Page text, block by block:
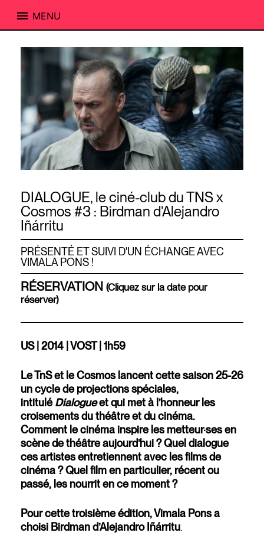
MENU
DIALOGUE, le ciné-club du TNS x
Cosmos #3 : Birdman d’Alejandro
Iñárritu
PRÉSENTÉ ET SUIVI D'UN ÉCHANGE AVEC
VIMALA PONS !
RÉSERVATION (Cliquez sur la date pour
réserver)
US | 2014 | VOST | 1h59
Le TnS et le Cosmos lancent cette saison 25-26
un cycle de projections spéciales,
intituléDialogueet qui met à l’honneur les
croisements du théâtre et du cinéma.
Comment le cinéma inspire les metteur·ses en
scène de théâtre aujourd’hui ? Quel dialogue
ces artistes entretiennent avec les films de
cinéma ? Quel film en particulier, récent ou
passé, les nourrit en ce moment ?
Pour cette troisième édition, Vimala Pons a
choisi Birdman d’Alejandro Iñárritu.